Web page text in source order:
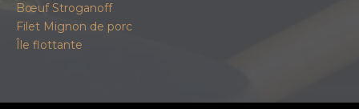
Bœuf Stroganoff
Filet Mignon de porc
Île flottante